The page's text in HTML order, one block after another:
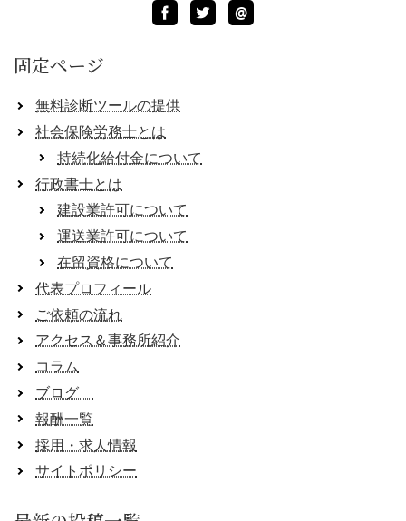
Facebook
Twitter
LINE
@
固定ページ
無料診断ツールの提供
社会保険労務士とは
持続化給付金について
行政書士とは
建設業許可について
運送業許可について
在留資格について
代表プロフィール
ご依頼の流れ
アクセス＆事務所紹介
コラム
ブログ
報酬一覧
採用・求人情報
サイトポリシー